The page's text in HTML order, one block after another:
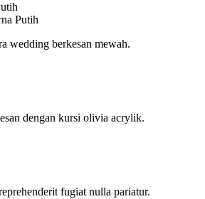
Putih
wedding berkesan mewah.
dengan kursi olivia acrylik.
fugiat nulla pariatur.